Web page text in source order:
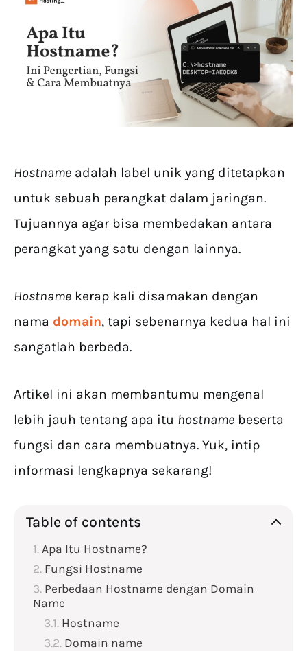
Hostname adalah label unik yang ditetapkan
untuk sebuah perangkat dalam jaringan.
Tujuannya agar bisa membedakan antara
perangkat yang satu dengan lainnya.
Hostname kerap kali disamakan dengan
nama domain, tapi sebenarnya kedua hal ini
sangatlah berbeda.
Artikel ini akan membantumu mengenal
lebih jauh tentang apa itu hostname beserta
fungsi dan cara membuatnya. Yuk, intip
informasi lengkapnya sekarang!
Table of contents
Apa Itu Hostname?
Fungsi Hostname
Perbedaan Hostname dengan Domain
Name
Hostname
Domain name